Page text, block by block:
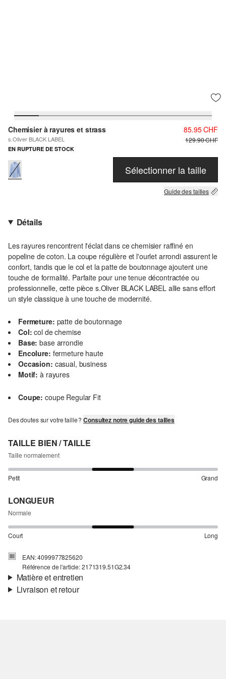
Chemisier à rayures et strass
s.Oliver BLACK LABEL
85.95 CHF
129.90 CHF
EN RUPTURE DE STOCK
Sélectionner la taille
Guide des tailles
Détails
Les rayures rencontrent l'éclat dans ce chemisier raffiné en
popeline de coton. La coupe régulière et l'ourlet arrondi assurent le
confort, tandis que le col et la patte de boutonnage ajoutent une
touche de formalité. Parfaite pour une tenue décontractée ou
professionnelle, cette pièce s.Oliver BLACK LABEL allie sans effort
un style classique à une touche de modernité.
Fermeture: patte de boutonnage
Col: col de chemise
Base: base arrondie
Encolure: fermeture haute
Occasion: casual, business
Motif: à rayures
Coupe: coupe Regular Fit
Des doutes sur votre taille ?Consultez notre guide des tailles
TAILLE BIEN / TAILLE
Taille normalement
Petit Grand
LONGUEUR
Normale
Court Long
EAN: 4099977825620
Référence de l'article: 2171319.51G2.34
Matière et entretien
Livraison et retour